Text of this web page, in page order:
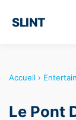
SLINT
Accueil ›
Le Pont